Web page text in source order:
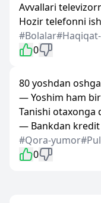
Avvallari
Hozir telefonni
#Bolalar
0
80 yoshdan
— Yoshim ham
Tanishi otaxonga
— Bankdan kredit
#Qora-yumor
0